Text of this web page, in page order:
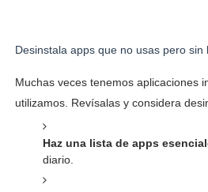
Desinstala apps que no usas pero
Muchas veces tenemos aplicaciones
utilizamos. Revísalas y considera
Haz una lista de apps
diario.